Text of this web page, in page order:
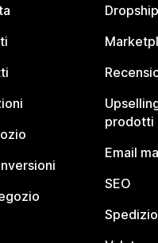
prodotti
Email
SEO